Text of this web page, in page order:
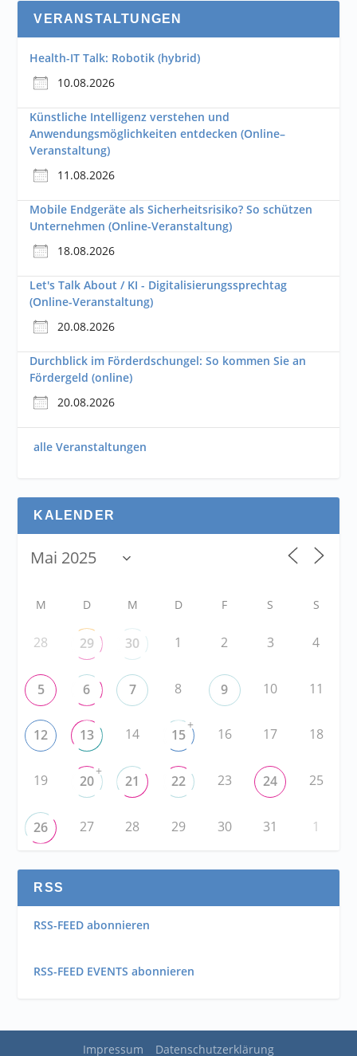
VERANSTALTUNGEN
Health-IT Talk: Robotik (hybrid)
10.08.2026
Künstliche Intelligenz verstehen und
Anwendungsmöglichkeiten entdecken (Online–
Veranstaltung)
11.08.2026
Mobile Endgeräte als Sicherheitsrisiko? So schützen
Unternehmen (Online-Veranstaltung)
18.08.2026
Let's Talk About / KI - Digitalisierungssprechtag
(Online-Veranstaltung)
20.08.2026
Durchblick im Förderdschungel: So kommen Sie an
Fördergeld (online)
20.08.2026
alle Veranstaltungen
KALENDER
M D M D F S S
28 29 30 1 2 3 4
5 6 7 8 9 10 11
12 13 14 15
+
16 17 18
19 20
+
21 22 23 24 25
26 27 28 29 30 31 1
RSS
RSS-FEED abonnieren
RSS-FEED EVENTS abonnieren
Impressum Datenschutzerklärung